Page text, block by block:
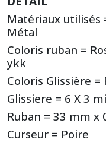
Matériaux utilisés
Métal
Coloris ruban =
ykk
Coloris Glissière =
Glissiere = 6 X 3
Ruban = 33 mm x
Curseur = Poire